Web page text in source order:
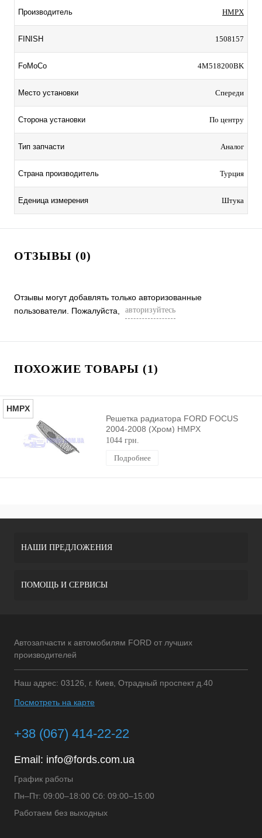
Производитель HMPX
FINISH 1508157
FoMoCo 4M518200BK
Место установки Спереди
Сторона установки По центру
Тип запчасти Аналог
Страна производитель Турция
Еденица измерения Штука
ОТЗЫВЫ (0)
Отзывы могут добавлять только авторизованные
пользователи. Пожалуйста,
авторизуйтесь
ПОХОЖИЕ ТОВАРЫ (1)
HMPX
Решетка радиатора FORD FOCUS
2004-2008 (Хром) HMPX
1044 грн.
Подробнее
НАШИ ПРЕДЛОЖЕНИЯ
ПОМОЩЬ И СЕРВИСЫ
Автозапчасти к автомобилям FORD от лучших
производителей
Наш адрес: 03126, г. Киев, Отрадный проспект д.40
Посмотреть на карте
+38 (067) 414-22-22
Email: info@fords.com.ua
График работы
Пн–Пт: 09:00–18:00 Сб: 09:00–15:00
Работаем без выходных